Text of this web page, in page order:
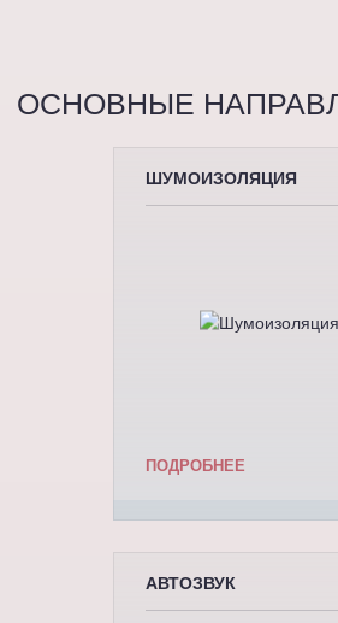
ОСНОВНЫЕ
ШУМОИЗОЛЯЦИЯ
ПОДРОБНЕЕ
АВТОЗВУК